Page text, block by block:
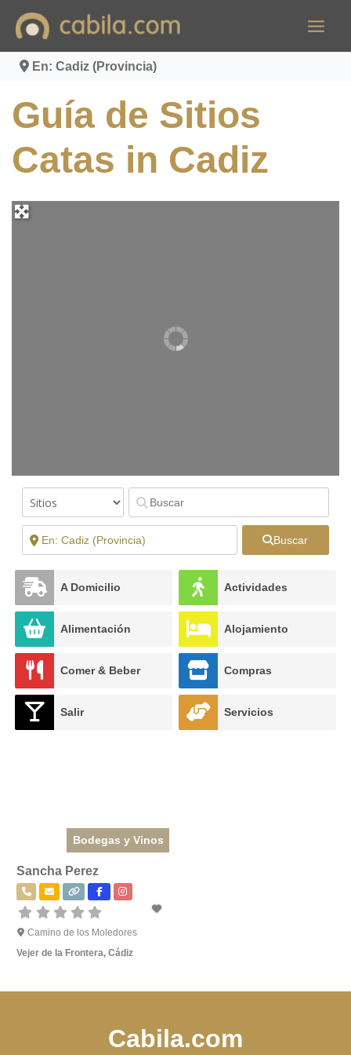
contenido
En: Cadiz (Provincia)
Guía de Sitios
Catas in Cadiz
Buscar
A Domicilio Actividades
Alimentación Alojamiento
Comer & Beber Compras
Salir Servicios
Bodegas y Vinos
Sancha Perez
Camino de los Moledores
Vejer de la Frontera, Cádiz
Cabila.com